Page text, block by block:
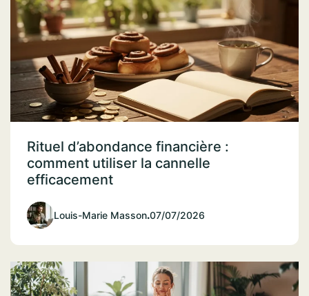
Rituel d’abondance financière :
comment utiliser la cannelle
efficacement
Louis-Marie Masson.07/07/2026